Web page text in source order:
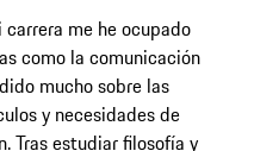
me he ocupado
como la comunicación
mucho sobre las
y necesidades de
Tras estudiar filosofía y